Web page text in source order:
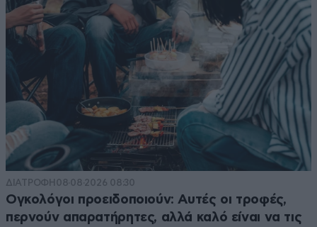
ΔΙΑΤΡΟΦΗ 08·08·2026 08:30
Ογκολόγοι προειδοποιούν: Αυτές οι τροφές,
περνούν απαρατήρητες, αλλά καλό είναι να τις